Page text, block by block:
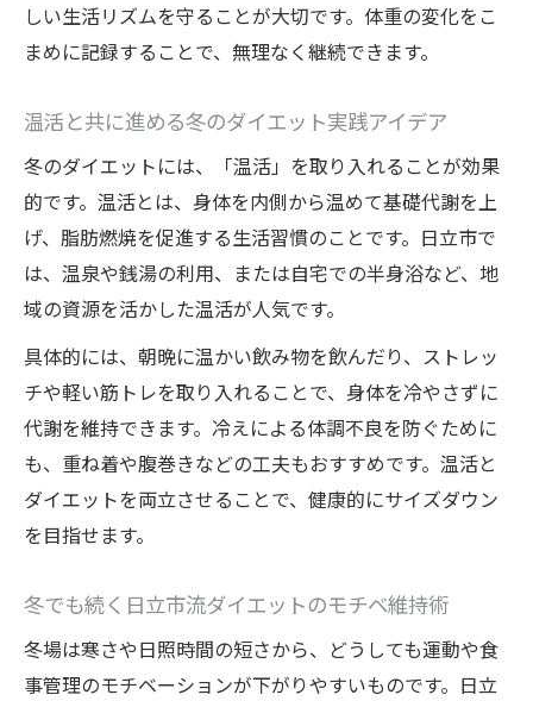
日立市女性に人気の無理しないダイエット法
日立市女性に合う冬の無理しないダイエッ
口コミで人気の冬ダイエットサロン活用ポ
イント
食べながら痩せる冬ダイエットの実例紹介
リラクゼーション重視冬ダイエットの魅力
日立市で話題のダイエット体験談をチェッ
リバウンドしにくい冬のダイエットコツ集
冬のリバウンド対策に効くダイエット習慣
リバウンドしにくい日立流ダイエットポイ
ント
冬のダイエット停滞期を乗り越える方法
秘訣
冬に強いダイエットメンタルの整え方
しい生活リズムを守ることが大切です。体重の変化をこ
まめに記録することで、無理なく継続できます。
温活と共に進める冬のダイエット実践アイデア
冬のダイエットには、「温活」を取り入れることが効果
的です。温活とは、身体を内側から温めて基礎代謝を上
げ、脂肪燃焼を促進する生活習慣のことです。日立市で
は、温泉や銭湯の利用、または自宅での半身浴など、地
域の資源を活かした温活が人気です。
具体的には、朝晩に温かい飲み物を飲んだり、ストレッ
チや軽い筋トレを取り入れることで、身体を冷やさずに
代謝を維持できます。冷えによる体調不良を防ぐために
も、重ね着や腹巻きなどの工夫もおすすめです。温活と
ダイエットを両立させることで、健康的にサイズダウン
を目指せます。
冬でも続く日立市流ダイエットのモチベ維持術
冬場は寒さや日照時間の短さから、どうしても運動や食
事管理のモチベーションが下がりやすいものです。日立